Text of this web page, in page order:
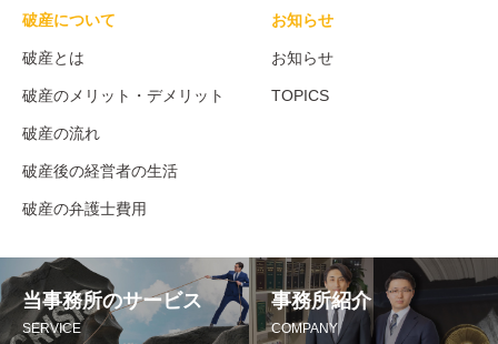
破産について
破産とは
破産のメリット・デメリット
破産の流れ
破産後の経営者の生活
破産の弁護士費用
お知らせ
お知らせ
TOPICS
当事務所のサービス
SERVICE
事務所紹介
COMPANY